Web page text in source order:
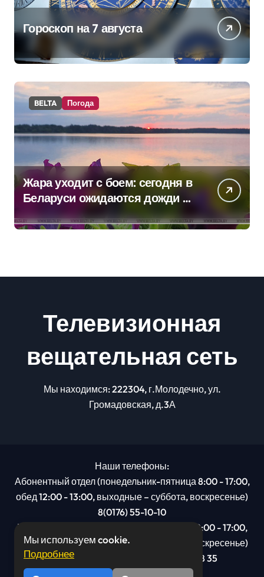
Гороскоп на 7 августа
BELTA Погода
Жара уходит с боем: сегодня в
Беларуси ожидаются дожди и
грозы
Телевизионная
вещательная сеть
Мы находимся: 222304, г.Молодечно, ул.
Громадовская, д.3А
Наши телефоны:
Абонентный отдел (понедельник-пятница 8:00 - 17:00,
обед 12:00 - 13:00, выходные – суббота, воскресенье)
8(0176) 55-10-10
Рекламный отдел (понедельник-пятница 8:00 - 17:00,
обед 12:00 - 13:00, выходные – суббота, воскресенье)
8(0176): 54 95 80, МТС +375 29 201 78 35
Мы используем cookie.
Подробнее